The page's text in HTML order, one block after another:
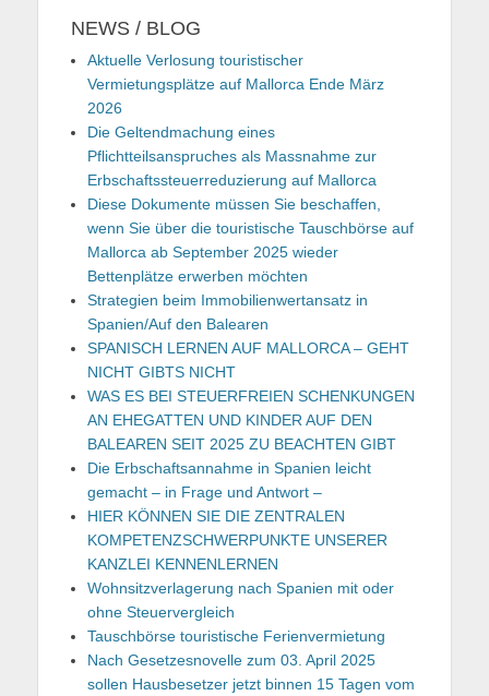
NEWS / BLOG
Aktuelle Verlosung touristischer
Vermietungsplätze auf Mallorca Ende März
2026
Die Geltendmachung eines
Pflichtteilsanspruches als Massnahme zur
Erbschaftssteuerreduzierung auf Mallorca
Diese Dokumente müssen Sie beschaffen,
wenn Sie über die touristische Tauschbörse auf
Mallorca ab September 2025 wieder
Bettenplätze erwerben möchten
Strategien beim Immobilienwertansatz in
Spanien/Auf den Balearen
SPANISCH LERNEN AUF MALLORCA – GEHT
NICHT GIBTS NICHT
WAS ES BEI STEUERFREIEN SCHENKUNGEN
AN EHEGATTEN UND KINDER AUF DEN
BALEAREN SEIT 2025 ZU BEACHTEN GIBT
Die Erbschaftsannahme in Spanien leicht
gemacht – in Frage und Antwort –
HIER KÖNNEN SIE DIE ZENTRALEN
KOMPETENZSCHWERPUNKTE UNSERER
KANZLEI KENNENLERNEN
Wohnsitzverlagerung nach Spanien mit oder
ohne Steuervergleich
Tauschbörse touristische Ferienvermietung
Nach Gesetzesnovelle zum 03. April 2025
sollen Hausbesetzer jetzt binnen 15 Tagen vom